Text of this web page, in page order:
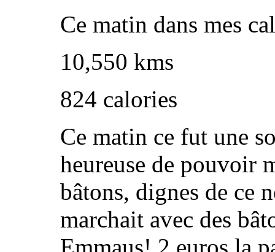
Ce matin dans mes
10,550 kms
824 calories
Ce matin ce fut une
heureuse de pouvoir
bâtons, dignes de ce
marchait avec des